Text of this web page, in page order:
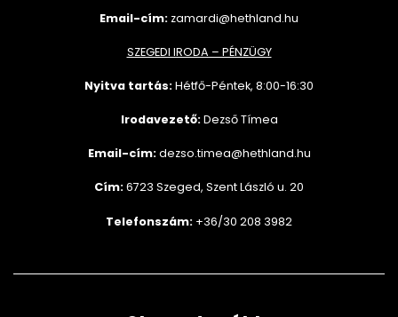
Email-cím: zamardi@hethland.hu
SZEGEDI IRODA – PÉNZÜGY
Nyitva tartás:Hétfő-Péntek, 8:00-16:30
Irodavezető:Dezső Tímea
Email-cím: dezso.timea@hethland.hu
Cím:6723 Szeged, Szent László u. 20
Telefonszám: +36/30 208 3982